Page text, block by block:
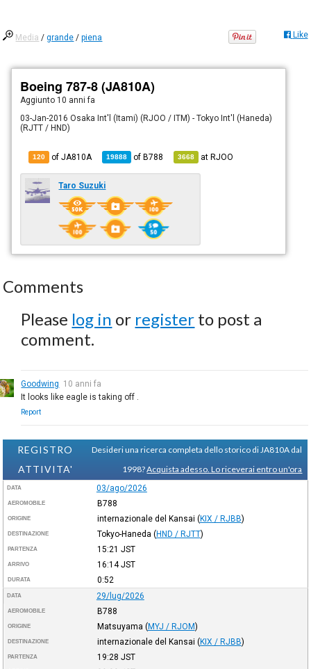
Media /grande /piena Like
Boeing 787-8 (JA810A)
Aggiunto 10 anni fa
03-Jan-2016 Osaka Int'l (Itami) (RJOO / ITM) - Tokyo Int'l (Haneda)
(RJTT / HND)
120 of JA810A 19888 ofB788 3668 atRJOO
Taro Suzuki
Comments
Please log in or register to post a
comment.
Goodwing 10 anni fa
It looks like eagle is taking off .
Report
REGISTRO
ATTIVITA'
Desideri una ricerca completa dello storico di JA810A dal
1998?Acquista adesso. Lo riceverai entro un'ora
DATA 03/ago/2026
AEROMOBILE B788
ORIGINE internazionale del Kansai (KIX / RJBB)
DESTINAZIONE Tokyo-Haneda (HND / RJTT)
PARTENZA 15:21 JST
ARRIVO 16:14JST
DURATA 0:52
DATA 29/lug/2026
AEROMOBILE B788
ORIGINE Matsuyama (MYJ / RJOM)
DESTINAZIONE internazionale del Kansai (KIX / RJBB)
PARTENZA 19:28 JST